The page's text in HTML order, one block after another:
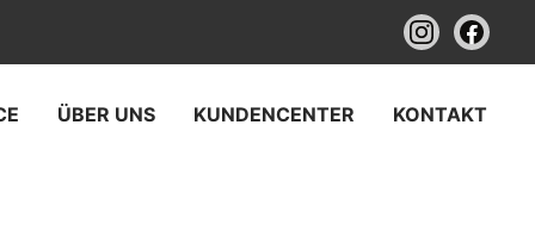
ÜBER UNS KUNDENCENTER KONTAKT